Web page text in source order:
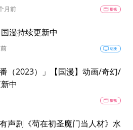
月前 movie 影视
漫持续更新中
tv 动漫
番（2023）」【国漫】动画/奇幻/
中
movie 影视
声剧《苟在初圣魔门当人材》水